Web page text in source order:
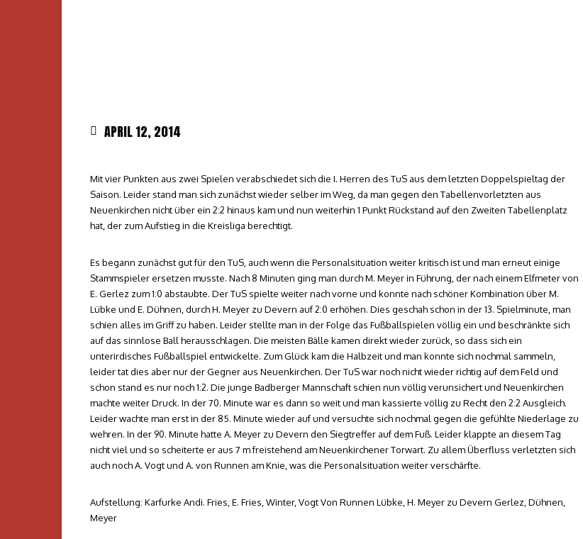
APRIL 12, 2014
Mit vier Punkten aus zwei Spielen verabschiedet sich die I. Herren des TuS aus dem letzten Doppelspieltag der
Saison. Leider stand man sich zunächst wieder selber im Weg, da man gegen den Tabellenvorletzten aus
Neuenkirchen nicht über ein 2:2 hinaus kam und nun weiterhin 1 Punkt Rückstand auf den Zweiten Tabellenplatz
hat, der zum Aufstieg in die Kreisliga berechtigt.
Es begann zunächst gut für den TuS, auch wenn die Personalsituation weiter kritisch ist und man erneut einige
Stammspieler ersetzen musste. Nach 8 Minuten ging man durch M. Meyer in Führung, der nach einem Elfmeter von
E. Gerlez zum 1:0 abstaubte. Der TuS spielte weiter nach vorne und konnte nach schöner Kombination über M.
Lübke und E. Dühnen, durch H. Meyer zu Devern auf 2:0 erhöhen. Dies geschah schon in der 13. Spielminute, man
schien alles im Griff zu haben. Leider stellte man in der Folge das Fußballspielen völlig ein und beschränkte sich
auf das sinnlose Ball herausschlagen. Die meisten Bälle kamen direkt wieder zurück, so dass sich ein
unterirdisches Fußballspiel entwickelte. Zum Glück kam die Halbzeit und man konnte sich nochmal sammeln,
leider tat dies aber nur der Gegner aus Neuenkirchen. Der TuS war noch nicht wieder richtig auf dem Feld und
schon stand es nur noch 1:2. Die junge Badberger Mannschaft schien nun völlig verunsichert und Neuenkirchen
machte weiter Druck. In der 70. Minute war es dann so weit und man kassierte völlig zu Recht den 2:2 Ausgleich.
Leider wachte man erst in der 85. Minute wieder auf und versuchte sich nochmal gegen die gefühlte Niederlage zu
wehren. In der 90. Minute hatte A. Meyer zu Devern den Siegtreffer auf dem Fuß. Leider klappte an diesem Tag
nicht viel und so scheiterte er aus 7 m freistehend am Neuenkirchener Torwart. Zu allem Überfluss verletzten sich
auch noch A. Vogt und A. von Runnen am Knie, was die Personalsituation weiter verschärfte.
Aufstellung: Karfurke Andi. Fries, E. Fries, Winter, Vogt Von Runnen Lübke, H. Meyer zu Devern Gerlez, Dühnen,
Meyer